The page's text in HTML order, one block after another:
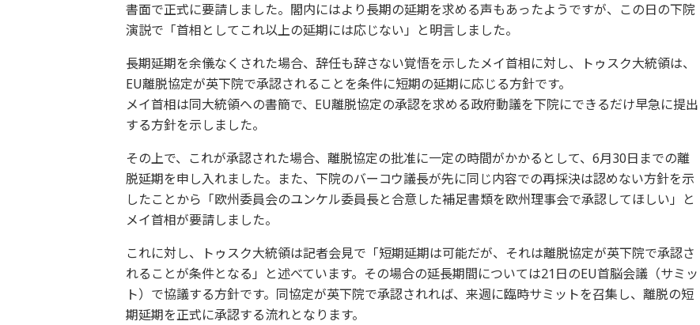
書面で正式に要請しました。閣内にはより長期の延期を求める声もあったようですが、この日の下院
演説で「首相としてこれ以上の延期には応じない」と明言しました。
長期延期を余儀なくされた場合、辞任も辞さない覚悟を示したメイ首相に対し、トゥスク大統領は、
EU離脱協定が英下院で承認されることを条件に短期の延期に応じる方針です。
メイ首相は同大統領への書簡で、EU離脱協定の承認を求める政府動議を下院にできるだけ早急に提出
する方針を示しました。
その上で、これが承認された場合、離脱協定の批准に一定の時間がかかるとして、6月30日までの離
脱延期を申し入れました。また、下院のバーコウ議長が先に同じ内容での再採決は認めない方針を示
したことから「欧州委員会のユンケル委員長と合意した補足書類を欧州理事会で承認してほしい」と
メイ首相が要請しました。
これに対し、トゥスク大統領は記者会見で「短期延期は可能だが、それは離脱協定が英下院で承認さ
れることが条件となる」と述べています。その場合の延長期間については21日のEU首脳会議（サミッ
ト）で協議する方針です。同協定が英下院で承認されれば、来週に臨時サミットを召集し、離脱の短
期延期を正式に承認する流れとなります。